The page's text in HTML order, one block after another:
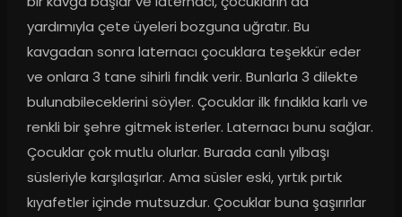
yardımıyla çete üyeleri bozguna uğratır. Bu
kavgadan sonra laternacı çocuklara teşekkür eder
ve onlara 3 tane sihirli fındık verir. Bunlarla 3 dilekte
bulunabileceklerini söyler. Çocuklar ilk fındıkla karlı ve
renkli bir şehre gitmek isterler. Laternacı bunu sağlar.
Çocuklar çok mutlu olurlar. Burada canlı yılbaşı
süsleriyle karşılaşırlar. Ama süsler eski, yırtık pırtık
kıyafetler içinde mutsuzdur. Çocuklar buna şaşırırlar